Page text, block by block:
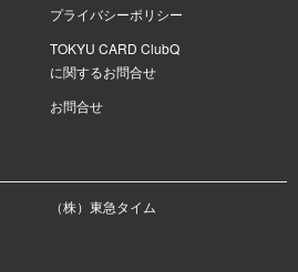
プライバシーポリシー
TOKYU CARD ClubQ
に関するお問合せ
お問合せ
（株）東急タイム